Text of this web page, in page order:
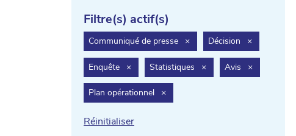
Filtre(s) actif(s)
Communiqué de presse ×filter.delete
Décision ×filter.delete
Enquête ×filter.delete
Statistiques ×filter.delete
Avis ×filter.delete
Plan opérationnel ×filter.delete
Réinitialiser